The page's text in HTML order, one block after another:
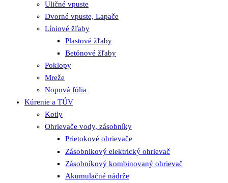
Uličné vpuste
Dvorné vpuste, Lapače
Líniové žľaby
Plastové žľaby
Betónové žľaby
Poklopy
Mreže
Nopová fólia
Kúrenie a TÚV
Kotly
Ohrievače vody, zásobníky
Prietokové ohrievače
Zásobnikový elektrický ohrievač
Zásobníkový kombinovaný ohrievač
Akumulačné nádrže